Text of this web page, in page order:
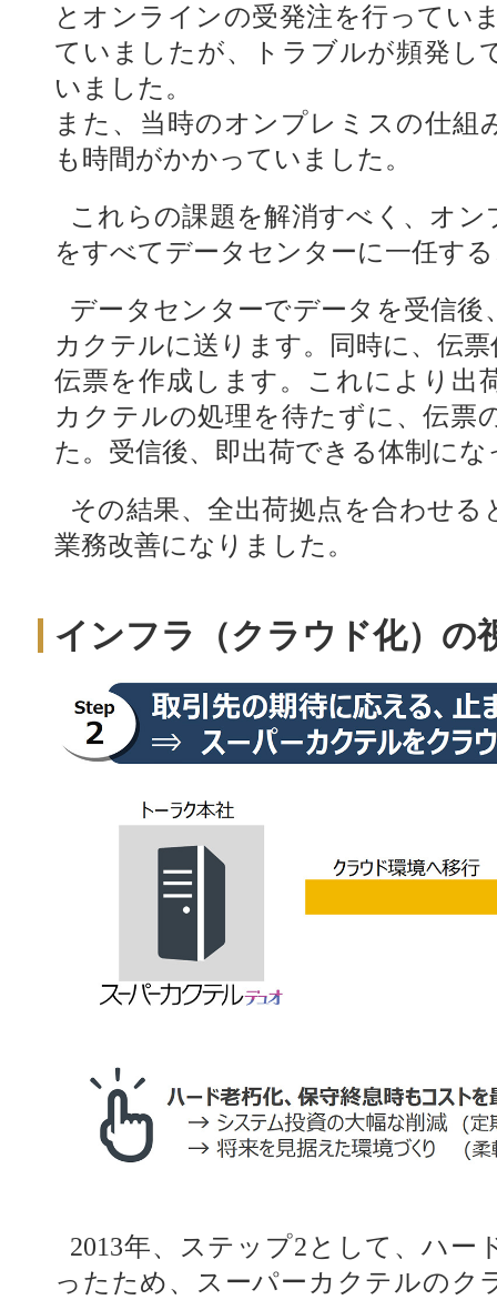
とオンラインの受発注を行ってい
ていましたが、トラブルが頻発し
いました。
また、当時のオンプレミスの仕組
も時間がかかっていました。
これらの課題を解消すべく、オン
をすべてデータセンターに一任す
データセンターでデータを受信
カクテルに送ります。同時に、伝
伝票を作成します。これにより出
カクテルの処理を待たずに、伝票
た。受信後、即出荷できる体制に
その結果、全出荷拠点を合わせる
業務改善になりました。
インフラ（クラウド化）の
2013年、ステップ2として、ハー
ったため、スーパーカクテルのク